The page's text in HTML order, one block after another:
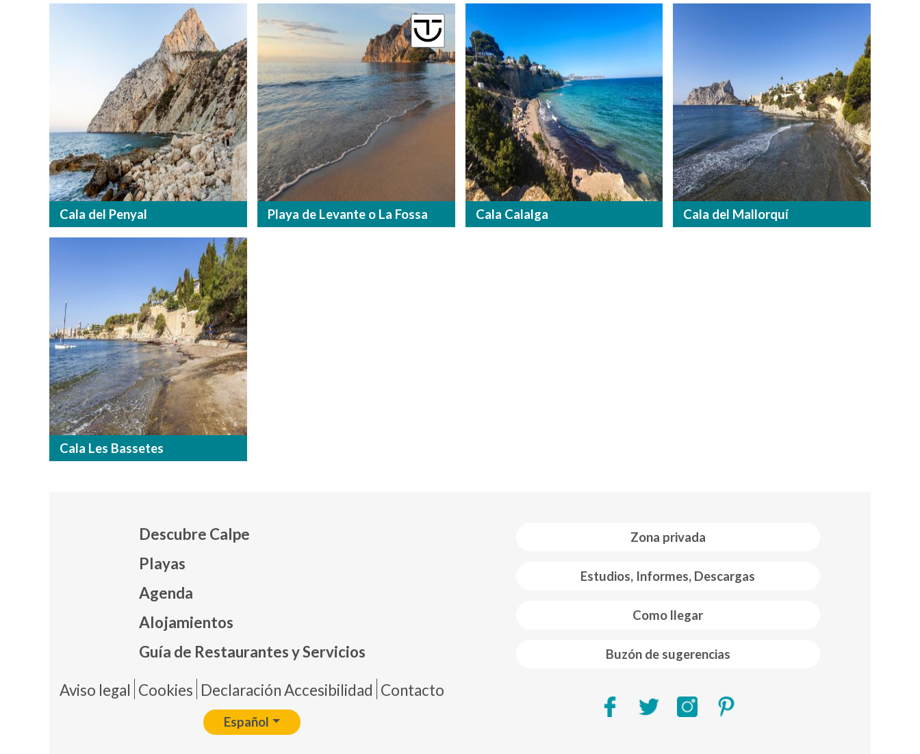
Cala del Penyal Playa de Levante o La Fossa Cala Calalga Cala del Mallorquí
Cala Les Bassetes
Zona privada
Estudios, Informes, Descargas
Como llegar
Buzón de sugerencias
Descubre Calpe
Playas
Agenda
Alojamientos
Guía de Restaurantes y Servicios
Pie de página
Aviso legal Cookies Declaración Accesibilidad Contacto
Español